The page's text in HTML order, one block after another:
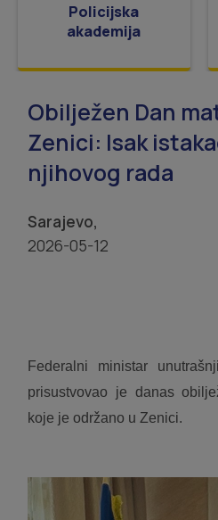
Policijska
akademija
Obilježen Dan
Zenici: Isak
njihovog rada
Sarajevo,
2026-05-12
Federalni ministar
prisustvovao je danas
koje je održano u Zenici.